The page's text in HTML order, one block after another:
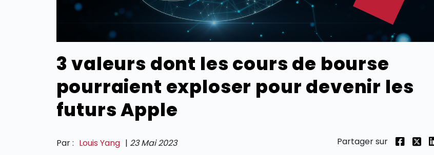
3 valeurs dont les cours de bourse
pourraient exploser pour devenir les
futurs Apple
Par : Louis Yang | 23 Mai 2023 Partager sur